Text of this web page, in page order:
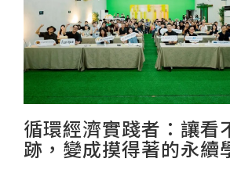
循環經濟實踐者：讓看
跡，變成摸得著的永續